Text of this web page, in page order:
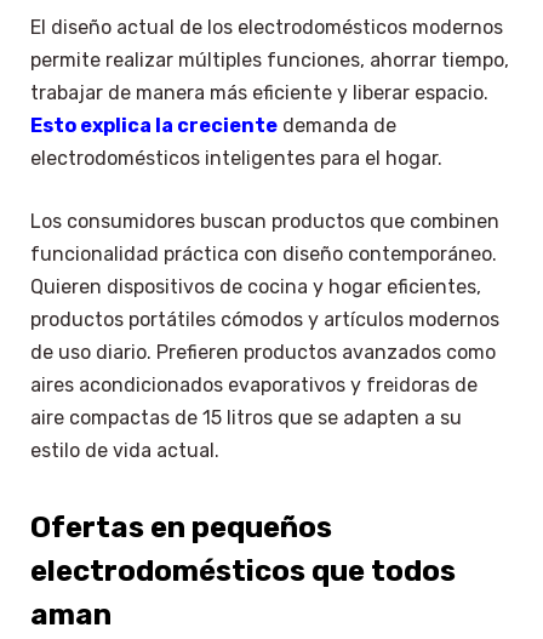
El diseño actual de los electrodomésticos modernos
permite realizar múltiples funciones, ahorrar tiempo,
trabajar de manera más eficiente y liberar espacio.
Esto explica la creciente demanda de
electrodomésticos inteligentes para el hogar.
Los consumidores buscan productos que combinen
funcionalidad práctica con diseño contemporáneo.
Quieren dispositivos de cocina y hogar eficientes,
productos portátiles cómodos y artículos modernos
de uso diario. Prefieren productos avanzados como
aires acondicionados evaporativos y freidoras de
aire compactas de 15 litros que se adapten a su
estilo de vida actual.
Ofertas en pequeños
electrodomésticos que todos
aman